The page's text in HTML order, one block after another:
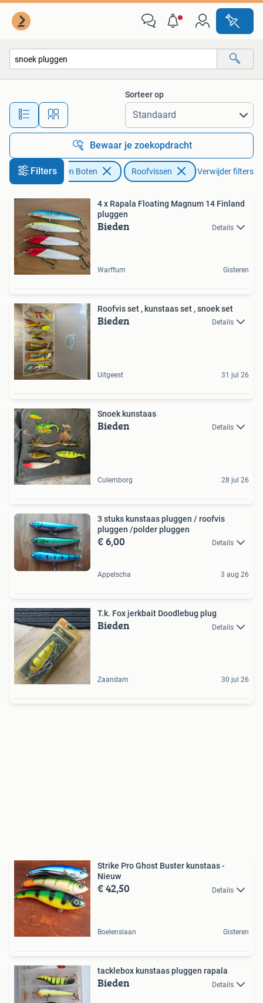
Alle afstanden…
Sorteer op
Bewaar je zoekopdracht
Filters
Watersport en Boten Roofvissen Verwijder filters
4 x Rapala Floating Magnum 14 Finland
pluggen
Bieden Details
Warffum Gisteren
Roofvis set , kunstaas set , snoek set
Bieden Details
Uitgeest 31 jul 26
Snoek kunstaas
Bieden Details
Culemborg 28 jul 26
3 stuks kunstaas pluggen / roofvis
pluggen /polder pluggen
€ 6,00 Details
Appelscha 3 aug 26
T.k. Fox jerkbait Doodlebug plug
Bieden Details
Zaandam 30 jul 26
Strike Pro Ghost Buster kunstaas -
Nieuw
€ 42,50 Details
Boelenslaan Gisteren
tacklebox kunstaas pluggen rapala
Bieden Details